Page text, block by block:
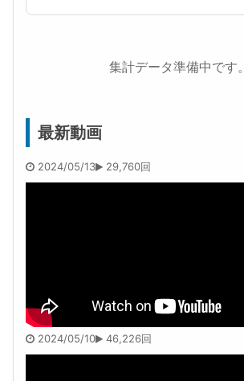
集計データ準備中です。
最新動画
2024/05/13 29,760回
2024/05/10 46,226回